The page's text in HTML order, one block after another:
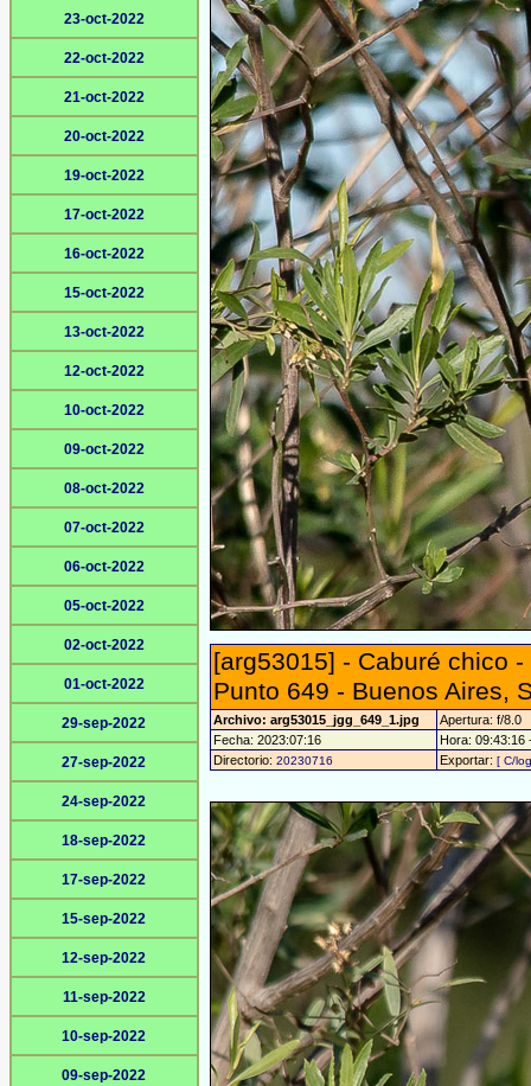
23-oct-2022
22-oct-2022
21-oct-2022
20-oct-2022
19-oct-2022
17-oct-2022
16-oct-2022
15-oct-2022
13-oct-2022
12-oct-2022
10-oct-2022
09-oct-2022
08-oct-2022
07-oct-2022
06-oct-2022
05-oct-2022
02-oct-2022
01-oct-2022
29-sep-2022
27-sep-2022
24-sep-2022
18-sep-2022
17-sep-2022
15-sep-2022
12-sep-2022
11-sep-2022
10-sep-2022
09-sep-2022
[arg53015] - Caburé chico
Punto 649 - Buenos Aires,
Archivo: arg53015_jgg_649_1.jpg
Apertura: f/8.0
Fecha: 2023:07:16
Hora: 09:43:16
Directorio: 20230716 Exportar: [ C/